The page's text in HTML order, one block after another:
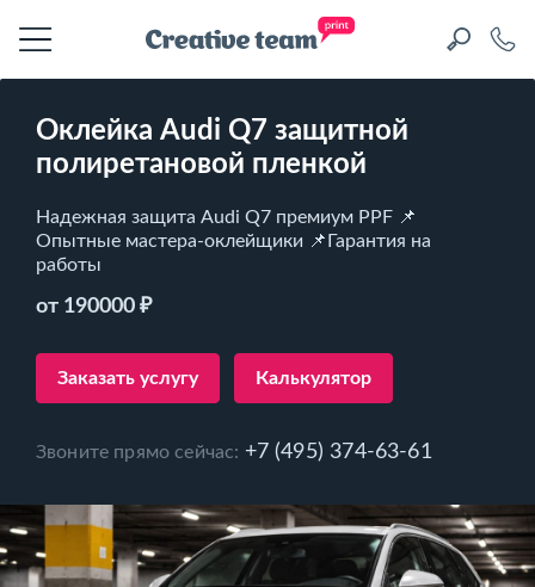
Оклейка ​Audi Q7 защитной
полиретановой пленкой
Надежная защита ​Audi Q7 премиум PPF 📌
Опытные мастера-оклейщики 📌Гарантия на
работы
от 190000 ₽
Заказать услугу Калькулятор
Звоните прямо сейчас: +7 (495) 374-63-61